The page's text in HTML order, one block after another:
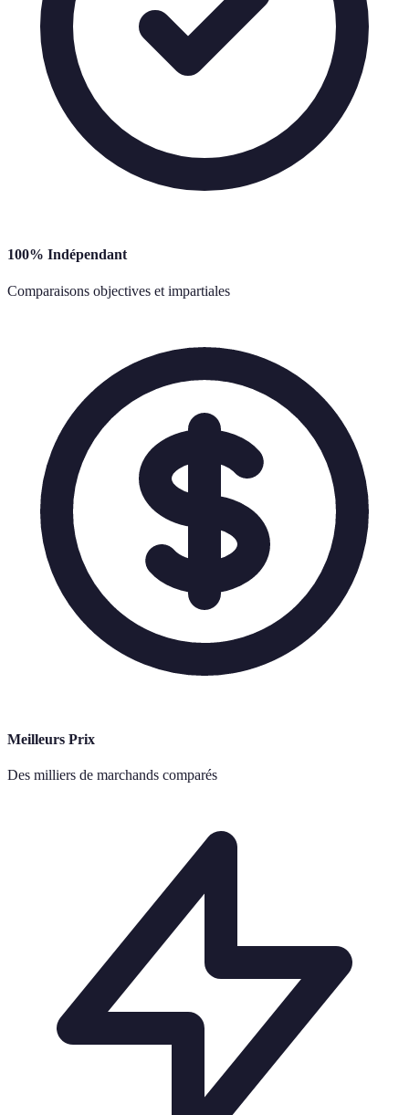
100% Indépendant
Comparaisons objectives et impartiales
Meilleurs Prix
Des milliers de marchands comparés